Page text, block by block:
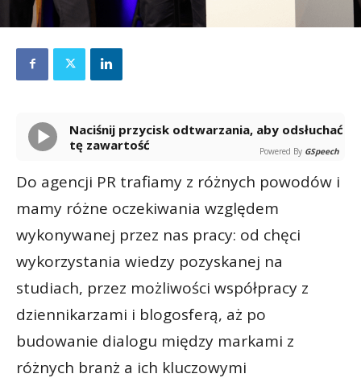
Naciśnij przycisk odtwarzania, aby odsłuchać
tę zawartość
Powered By GSpeech
Do agencji PR trafiamy z różnych powodów i
mamy różne oczekiwania względem
wykonywanej przez nas pracy: od chęci
wykorzystania wiedzy pozyskanej na
studiach, przez możliwości współpracy z
dziennikarzami i blogosferą, aż po
budowanie dialogu między markami z
różnych branż a ich kluczowymi